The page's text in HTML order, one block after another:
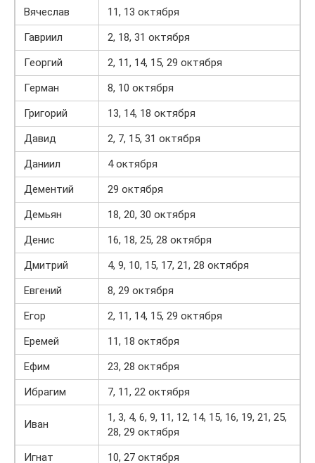
Вячеслав
11, 13 октября
Гавриил
2, 18, 31 октября
Георгий
2, 11, 14, 15, 29 октября
Герман
8, 10 октября
Григорий
13, 14, 18 октября
Давид
2, 7, 15, 31 октября
Даниил
4 октября
Дементий
29 октября
Демьян
18, 20, 30 октября
Денис
16, 18, 25, 28 октября
Дмитрий
4, 9, 10, 15, 17, 21, 28 октября
Евгений
8, 29 октября
Егор
2, 11, 14, 15, 29 октября
Еремей
11, 18 октября
Ефим
23, 28 октября
Ибрагим
7, 11, 22 октября
Иван
1, 3, 4, 6, 9, 11, 12, 14, 15, 16, 19, 21, 25,
28, 29 октября
Игнат
10, 27 октября